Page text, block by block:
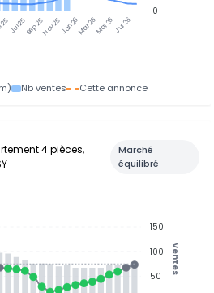
Jul 25Sep 25Nov 25Jan 26Mar 26Mai 26Jul 26
0
Nb ventes Cette annonce
4 pièces,
Marché
équilibré
150
100
50
Ventes